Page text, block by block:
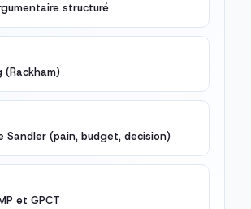
structuré
(Rackham)
Sandler (pain, budget, decision)
et GPCT